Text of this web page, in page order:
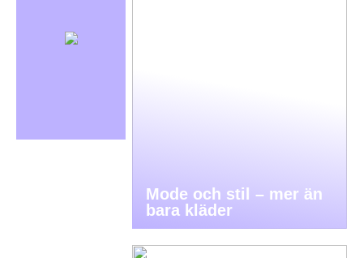
Mode och stil – mer än
bara kläder